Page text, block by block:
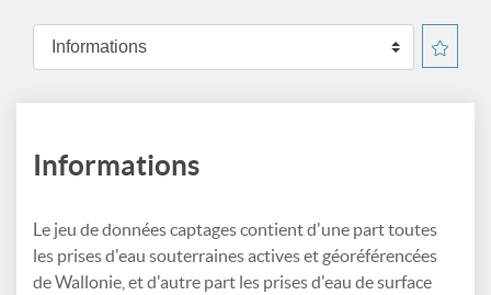
Informations
Le jeu de données captages contient d'une part toutes
les prises d'eau souterraines actives et géoréférencées
de Wallonie, et d'autre part les prises d'eau de surface